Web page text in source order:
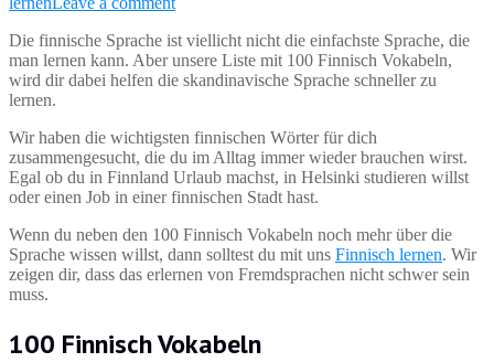
Die finnische Sprache ist viellicht nicht die einfachste Sprache, die
man lernen kann. Aber unsere Liste mit 100 Finnisch Vokabeln,
wird dir dabei helfen die skandinavische Sprache schneller zu
lernen.
Wir haben die wichtigsten finnischen Wörter für dich
zusammengesucht, die du im Alltag immer wieder brauchen wirst.
Egal ob du in Finnland Urlaub machst, in Helsinki studieren willst
oder einen Job in einer finnischen Stadt hast.
Wenn du neben den 100 Finnisch Vokabeln noch mehr über die
Sprache wissen willst, dann solltest du mit uns Finnisch lernen. Wir
zeigen dir, dass das erlernen von Fremdsprachen nicht schwer sein
muss.
100 Finnisch Vokabeln